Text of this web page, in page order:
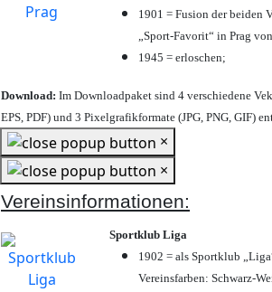
1901 = Fusion der beiden
„Sport-Favorit“ in Prag
1945 = erloschen;
Download: Im Downloadpaket sind 4 verschiedene
EPS, PDF) und 3 Pixelgrafikformate (JPG, PNG, GIF)
×
×
Vereinsinformationen:
Sportklub Liga
1902 = als Sportklub
Vereinsfarben: Schwarz-